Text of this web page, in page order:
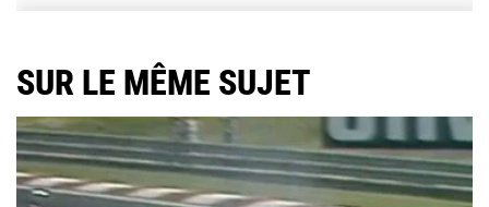
SUR LE MÊME SUJET